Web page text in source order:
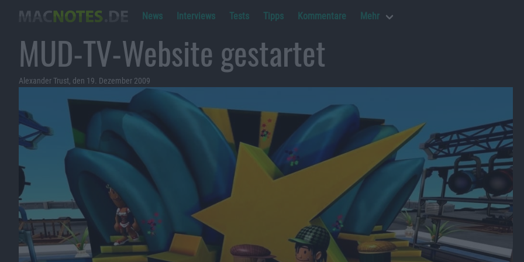
News Interviews Tests Tipps Kommentare Mehr
MUD-TV-Website gestartet
Alexander Trust, den 19. Dezember 2009